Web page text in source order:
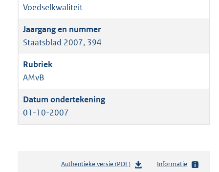
Voedselkwaliteit
Staatsblad 2007, 394
AMvB
01-10-2007
Authentieke versie (PDF)b
Informatie